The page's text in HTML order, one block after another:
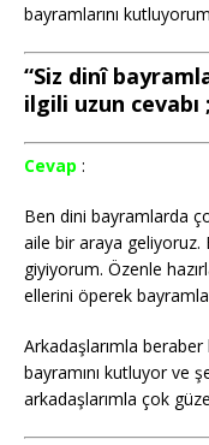
bayramlarını
“Siz dinî
ilgili uzun cevabı ;
Cevap :
Ben dini bayramlarda
aile bir araya geliyoruz.
giyiyorum. Özenle
ellerini öperek
Arkadaşlarımla beraber
bayramını kutluyor ve
arkadaşlarımla çok